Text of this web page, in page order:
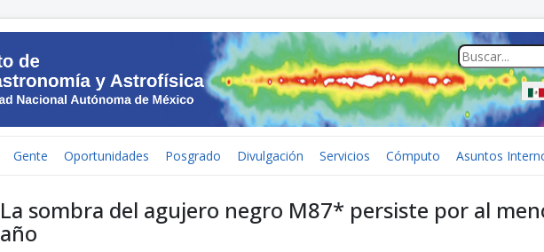
Gente Oportunidades Posgrado Divulgación Servicios Cómputo Asuntos
La sombra del agujero negro M87* persiste por al
año